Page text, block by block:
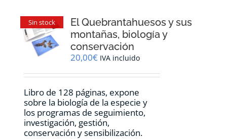
Sin stock
El Quebrantahuesos y sus
montañas, biología y
conservación
20,00€ IVA incluido
Libro de 128 páginas, expone
sobre la biología de la especie y
los programas de seguimiento,
investigación, gestión,
conservación y sensibilización.